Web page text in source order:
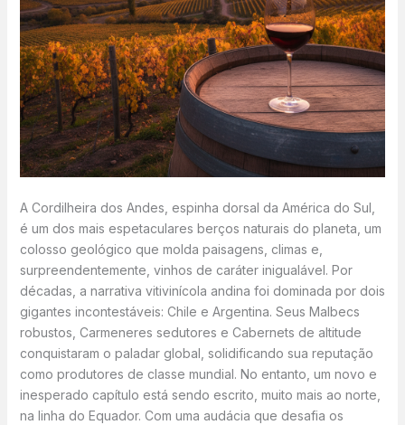
A Cordilheira dos Andes, espinha dorsal da América do Sul,
é um dos mais espetaculares berços naturais do planeta, um
colosso geológico que molda paisagens, climas e,
surpreendentemente, vinhos de caráter inigualável. Por
décadas, a narrativa vitivinícola andina foi dominada por dois
gigantes incontestáveis: Chile e Argentina. Seus Malbecs
robustos, Carmeneres sedutores e Cabernets de altitude
conquistaram o paladar global, solidificando sua reputação
como produtores de classe mundial. No entanto, um novo e
inesperado capítulo está sendo escrito, muito mais ao norte,
na linha do Equador. Com uma audácia que desafia os